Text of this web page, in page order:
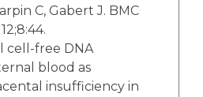
C, Gabert J. BMC
cell-free DNA
blood as
insufficiency in